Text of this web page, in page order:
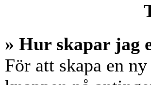
» Hur skapar jag
För att skapa en